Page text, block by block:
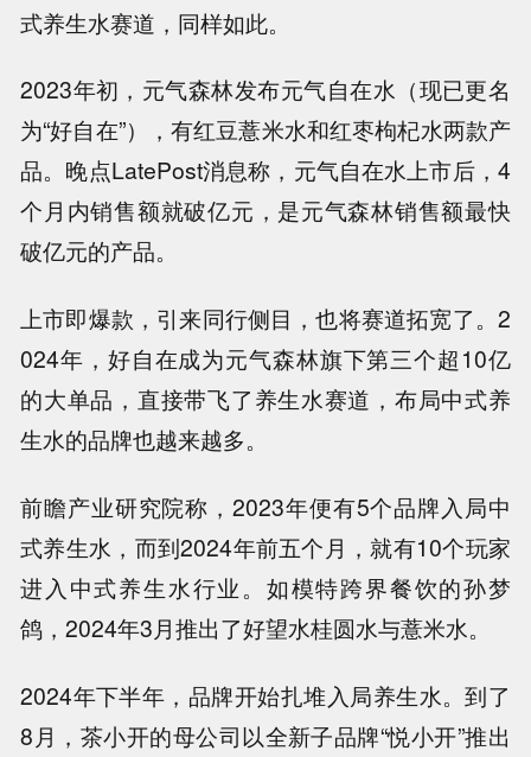
式养生水赛道，同样如此。
2023年初，元气森林发布元气自在水（现已更名
为“好自在”），有红豆薏米水和红枣枸杞水两款产
品。晚点LatePost消息称，元气自在水上市后，4
个月内销售额就破亿元，是元气森林销售额最快
破亿元的产品。
上市即爆款，引来同行侧目，也将赛道拓宽了。2
024年，好自在成为元气森林旗下第三个超10亿
的大单品，直接带飞了养生水赛道，布局中式养
生水的品牌也越来越多。
前瞻产业研究院称，2023年便有5个品牌入局中
式养生水，而到2024年前五个月，就有10个玩家
进入中式养生水行业。如模特跨界餐饮的孙梦
鸽，2024年3月推出了好望水桂圆水与薏米水。
2024年下半年，品牌开始扎堆入局养生水。到了
8月，茶小开的母公司以全新子品牌“悦小开”推出